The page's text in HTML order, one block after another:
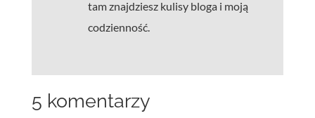
tam znajdziesz kulisy bloga i moją
codzienność.
5 komentarzy